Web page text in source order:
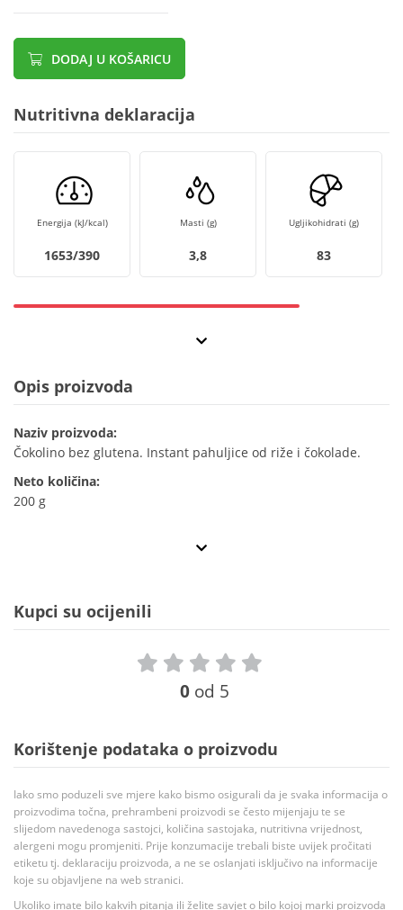
DODAJ U KOŠARICU
Nutritivna deklaracija
Energija (kJ/kcal)
1653/390
Masti (g)
3,8
Ugljikohidrati (g)
83
Opis proizvoda
Naziv proizvoda:
Čokolino bez glutena. Instant pahuljice od riže i čokolade.
Neto količina:
200 g
Kupci su ocijenili
0 od 5
Korištenje podataka o proizvodu
Iako smo poduzeli sve mjere kako bismo osigurali da je svaka informacija o
proizvodima točna, prehrambeni proizvodi se često mijenjaju te se
slijedom navedenoga sastojci, količina sastojaka, nutritivna vrijednost,
alergeni mogu promjeniti. Prije konzumacije trebali biste uvijek pročitati
etiketu tj. deklaraciju proizvoda, a ne se oslanjati isključivo na informacije
koje su objavljene na web stranici.
Ukoliko imate bilo kakvih pitanja ili želite savjet o bilo kojoj marki proizvoda